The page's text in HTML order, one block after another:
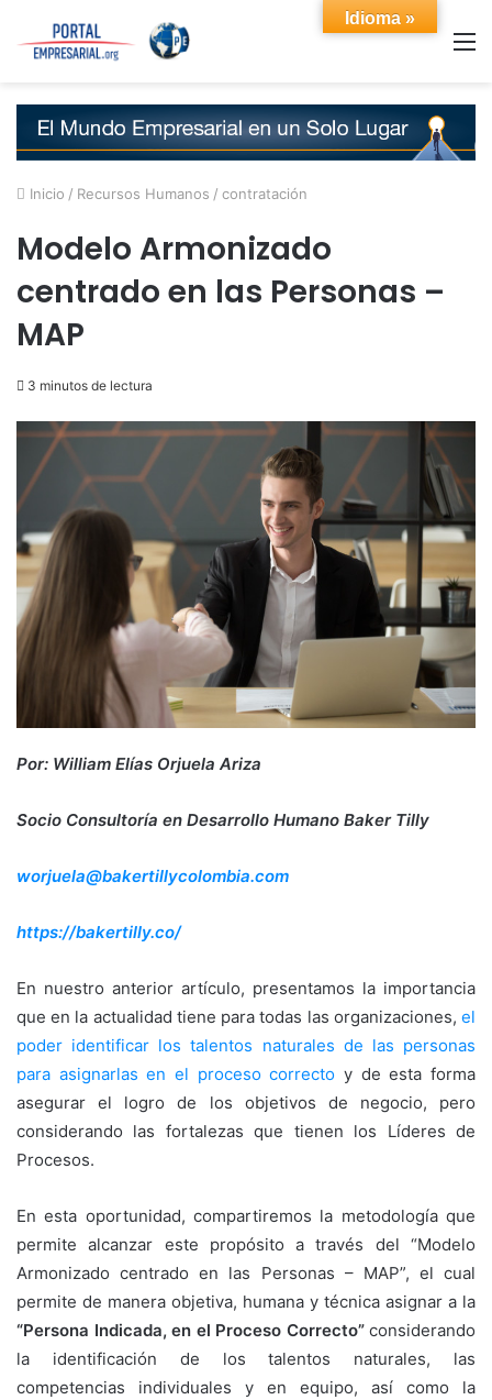
Inicio / Recursos Humanos / contratación
Modelo Armonizado
centrado en las Personas –
MAP
3 minutos de lectura
Por: William Elías Orjuela Ariza
Socio Consultoría en Desarrollo Humano Baker Tilly
worjuela@bakertillycolombia.com
https://bakertilly.co/
En nuestro anterior artículo, presentamos la importancia
que en la actualidad tiene para todas las organizaciones, el
poder identificar los talentos naturales de las personas
para asignarlas en el proceso correcto y de esta forma
asegurar el logro de los objetivos de negocio, pero
considerando las fortalezas que tienen los Líderes de
Procesos.
En esta oportunidad, compartiremos la metodología que
permite alcanzar este propósito a través del “Modelo
Armonizado centrado en las Personas – MAP”, el cual
permite de manera objetiva, humana y técnica asignar a la
“Persona Indicada, en el Proceso Correcto”considerando
la identificación de los talentos naturales, las
competencias individuales y en equipo, así como la
Idioma »